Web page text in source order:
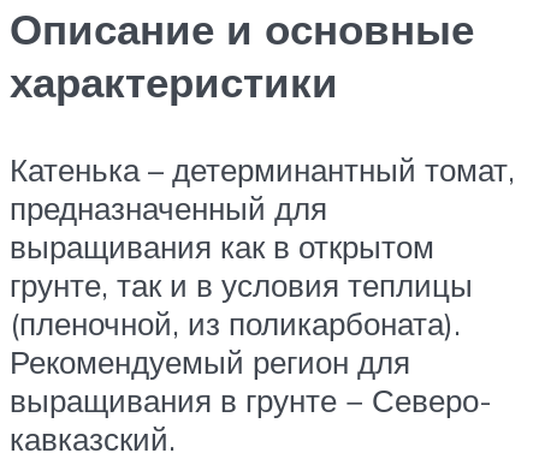
Описание и основные
характеристики
Катенька – детерминантный томат,
предназначенный для
выращивания как в открытом
грунте, так и в условия теплицы
(пленочной, из поликарбоната).
Рекомендуемый регион для
выращивания в грунте − Северо-
кавказский.